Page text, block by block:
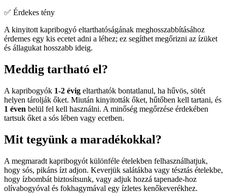
✅ Érdekes tény
A kinyitott kapribogyó eltarthatóságának meghosszabbításához
érdemes egy kis ecetet adni a léhez; ez segíthet megőrizni az ízüket
és állagukat hosszabb ideig.
Meddig tartható el?
A kapribogyók 1-2 évig eltarthatók bontatlanul, ha hűvös, sötét
helyen tárolják őket. Miután kinyitották őket, hűtőben kell tartani, és
1 éven belül fel kell használni. A minőség megőrzése érdekében
tartsuk őket a sós lében vagy ecetben.
Mit tegyünk a maradékokkal?
A megmaradt kapribogyót különféle ételekben felhasználhatjuk,
hogy sós, pikáns ízt adjon. Keverjük salátákba vagy tésztás ételekbe,
hogy ízbombát biztosítsunk, vagy adjuk hozzá tapenade-hoz
olívabogyóval és fokhagymával egy ízletes kenőkeverékhez.